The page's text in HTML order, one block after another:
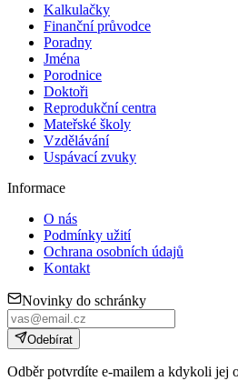
Kalkulačky
Finanční průvodce
Poradny
Jména
Porodnice
Doktoři
Reprodukční centra
Mateřské školy
Vzdělávání
Uspávací zvuky
Informace
O nás
Podmínky užití
Ochrana osobních údajů
Kontakt
Novinky do schránky
Odebírat
Odběr potvrdíte e-mailem a kdykoli jej